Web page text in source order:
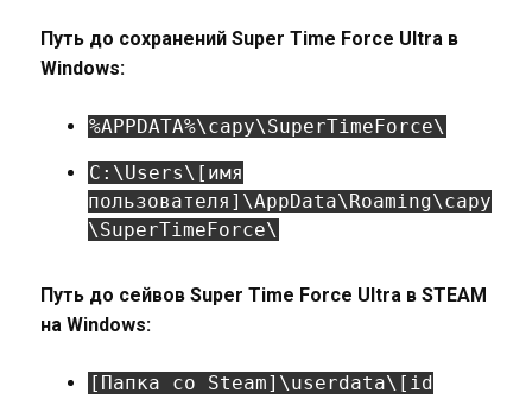
Путь до сохранений Super Time Force Ultra в
Windows:
%APPDATA%\capy\SuperTimeForce\
C:\Users\[имя
пользователя]\AppData\Roaming\capy
\SuperTimeForce\
Путь до сейвов Super Time Force Ultra в STEAM
на Windows:
[Папка со Steam]\userdata\[id